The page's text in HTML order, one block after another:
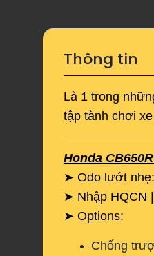
Thông tin
Là 1 trong
tập tành chơi
Honda
➤ Odo lướt
➤ Nhập HQCN
➤
Chống